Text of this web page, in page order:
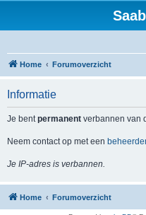
Home Forumoverzicht
Informatie
Je bentpermanent verbannen van
Neem contact op met een
Je IP-adres is verbannen.
Home Forumoverzicht